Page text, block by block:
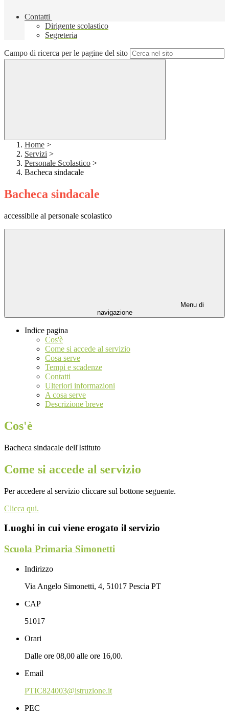
Contatti
Dirigente scolastico
Segreteria
Campo di ricerca per le pagine del sito
Home >
Servizi >
Personale Scolastico >
Bacheca sindacale
Bacheca sindacale
accessibile al personale scolastico
Menu di
navigazione
Indice pagina
Cos'è
Come si accede al servizio
Cosa serve
Tempi e scadenze
Contatti
Ulteriori informazioni
A cosa serve
Descrizione breve
Cos'è
Bacheca sindacale dell'Istituto
Come si accede al servizio
Per accedere al servizio cliccare sul bottone seguente.
Clicca qui.
Luoghi in cui viene erogato il servizio
Scuola Primaria Simonetti
Indirizzo
Via Angelo Simonetti, 4, 51017 Pescia PT
CAP
51017
Orari
Dalle ore 08,00 alle ore 16,00.
Email
PTIC824003@istruzione.it
PEC